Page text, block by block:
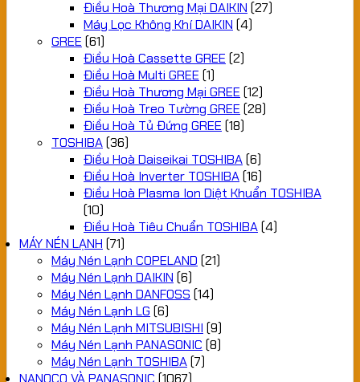
Điều Hoà Thương Mại DAIKIN (27)
Máy Lọc Không Khí DAIKIN (4)
GREE (61)
Điều Hoà Cassette GREE (2)
Điều Hoà Multi GREE (1)
Điều Hoà Thương Mại GREE (12)
Điều Hoà Treo Tường GREE (28)
Điều Hoà Tủ Đứng GREE (18)
TOSHIBA(36)
Điều Hoà Daiseikai TOSHIBA(6)
Điều Hoà Inverter TOSHIBA(16)
Điều Hoà Plasma Ion Diệt Khuẩn TOSHIBA
(10)
Điều Hoà Tiêu Chuẩn TOSHIBA(4)
MÁY NÉN LẠNH (71)
Máy Nén Lạnh COPELAND (21)
Máy Nén Lạnh DAIKIN (6)
Máy Nén Lạnh DANFOSS (14)
Máy Nén Lạnh LG (6)
Máy Nén Lạnh MITSUBISHI (9)
Máy Nén Lạnh PANASONIC (8)
Máy Nén Lạnh TOSHIBA(7)
NANOCO VÀ PANASONIC (1067)